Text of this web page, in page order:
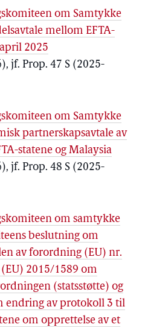
om Samtykke
mellom EFTA-
2025
jf. Prop. 47 S (2025-
om Samtykke
partnerskapsavtale av
statene og Malaysia
jf. Prop. 48 S (2025-
om samtykke
beslutning om
av forordning (EU) nr.
2015/1589 om
(statsstøtte) og
endring av protokoll 3 til
om opprettelse av et